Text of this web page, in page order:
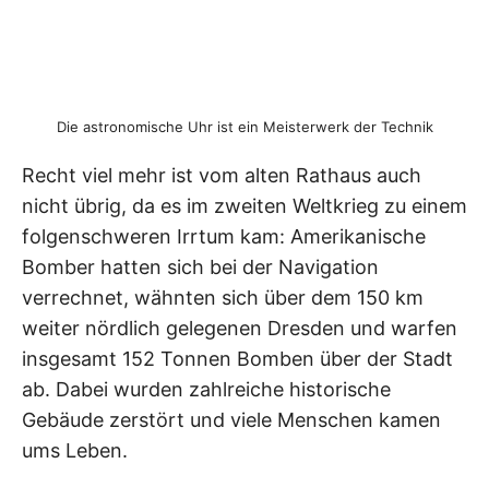
Die astronomische Uhr ist ein Meisterwerk der Technik
Recht viel mehr ist vom alten Rathaus auch
nicht übrig, da es im zweiten Weltkrieg zu einem
folgenschweren Irrtum kam: Amerikanische
Bomber hatten sich bei der Navigation
verrechnet, wähnten sich über dem 150 km
weiter nördlich gelegenen Dresden und warfen
insgesamt 152 Tonnen Bomben über der Stadt
ab. Dabei wurden zahlreiche historische
Gebäude zerstört und viele Menschen kamen
ums Leben.